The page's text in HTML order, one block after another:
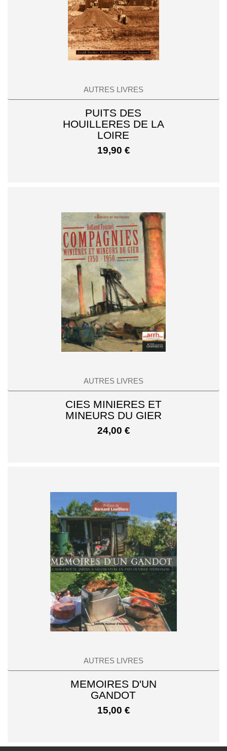
AUTRES LIVRES
PUITS DES
HOUILLERES DE LA
LOIRE
19,90 €
AUTRES LIVRES
CIES MINIERES ET
MINEURS DU GIER
24,00 €
AUTRES LIVRES
MEMOIRES D'UN
GANDOT
15,00 €